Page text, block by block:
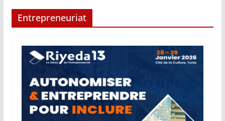
Entrepreneuriat